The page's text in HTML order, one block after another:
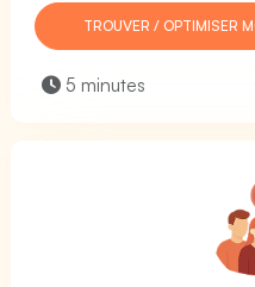
TROUVER / OPTIMISER
5 minutes